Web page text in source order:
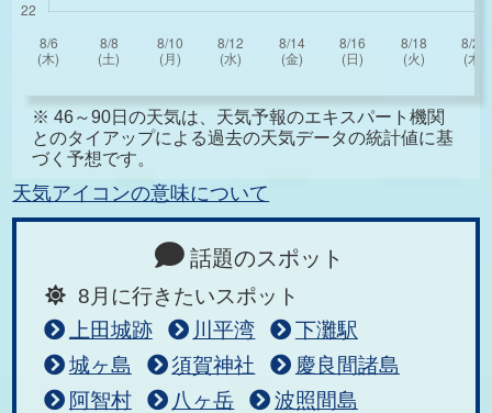
※ 46～90日の天気は、天気予報のエキスパート機関
とのタイアップによる過去の天気データの統計値に基
づく予想です。
天気アイコンの意味について
話題のスポット
8月に行きたいスポット
上田城跡
川平湾
下灘駅
城ヶ島
須賀神社
慶良間諸島
阿智村
八ヶ岳
波照間島